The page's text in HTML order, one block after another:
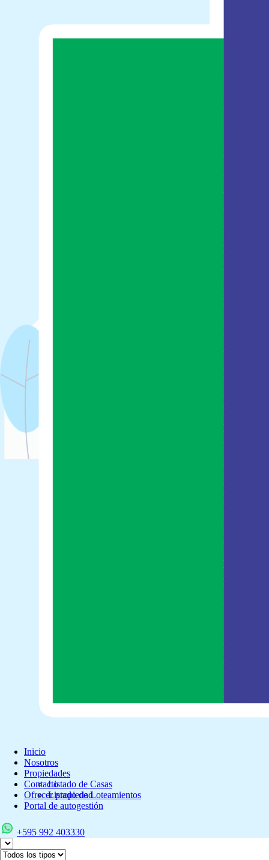
Inicio
Nosotros
Propiedades
Listado de Casas
Listado de Loteamientos
Contacto
Ofrecer propiedad
Portal de autogestión
+595 992 403330